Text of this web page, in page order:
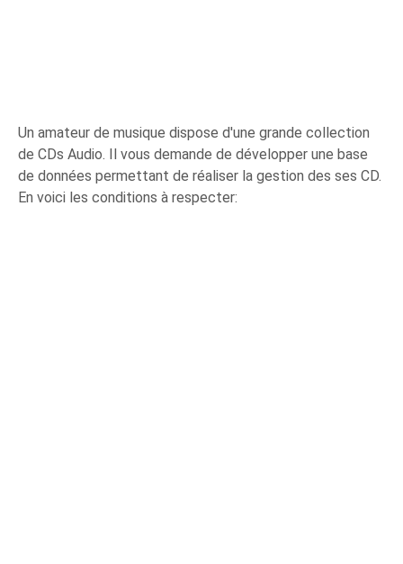
Un amateur de musique dispose d'une grande collection
de CDs Audio. Il vous demande de développer une base
de données permettant de réaliser la gestion des ses CD.
En voici les conditions à respecter: